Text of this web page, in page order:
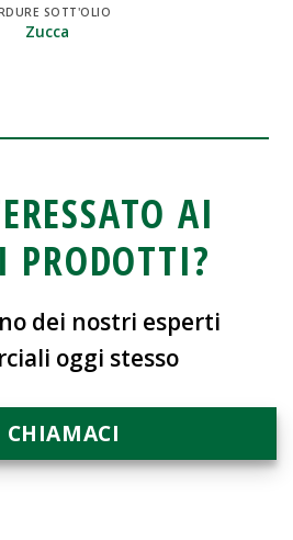
SOTT'OLIO
Zucca
AI
PRODOTTI?
dei nostri esperti
oggi stesso
CHIAMACI